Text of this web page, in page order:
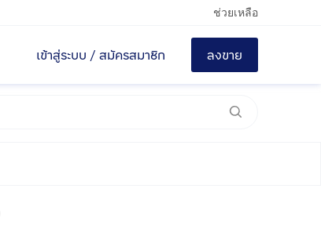
ช่วยเหลือ
เข้าสู่ระบบ / สมัครสมาชิก ลงขาย